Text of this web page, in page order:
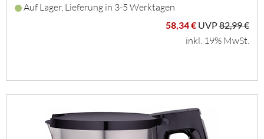
Auf Lager, Lieferung in 3-5 Werktagen
58,34 € UVP82,99 €
inkl. 19% MwSt.